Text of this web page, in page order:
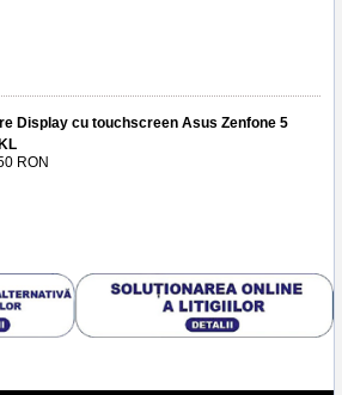
Display cu touchscreen Asus Zenfone 5
RON